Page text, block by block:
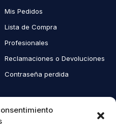
Mis Pedidos
Lista de Compra
Profesionales
Reclamaciones o Devoluciones
Contraseña perdida